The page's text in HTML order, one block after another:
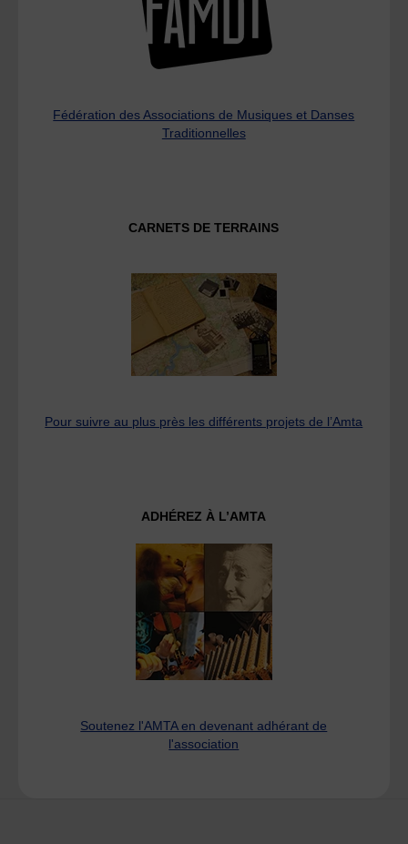
Fédération des Associations de Musiques et Danses
Traditionnelles
CARNETS DE TERRAINS
Pour suivre au plus près les différents projets de l’Amta
ADHÉREZ À L’AMTA
Soutenez l'AMTA en devenant adhérant de
l'association